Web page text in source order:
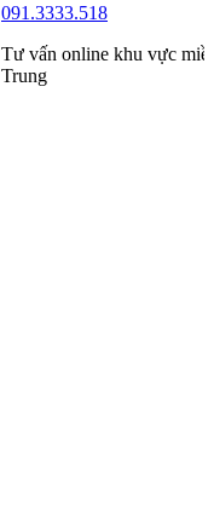
091.3333.518
Tư vấn online khu vực
Trung